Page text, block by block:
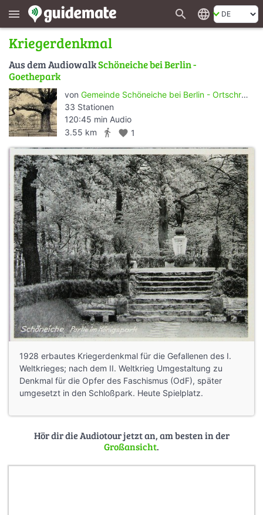
menu search language
Kriegerdenkmal
Aus dem AudiowalkSchöneiche bei Berlin -
Goethepark
von Gemeinde Schöneiche bei Berlin - Ortschronikfachbeirat
33 Stationen
120:45 min Audio
3.55 km
directions_walk favorite 1
1928 erbautes Kriegerdenkmal für die Gefallenen des I.
Weltkrieges; nach dem II. Weltkrieg Umgestaltung zu
Denkmal für die Opfer des Faschismus (OdF), später
umgesetzt in den Schloßpark. Heute Spielplatz.
Hör dir die Audiotour jetzt an, am besten in der
Großansicht.